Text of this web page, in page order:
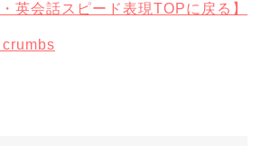
・英会話スピード表現TOPに戻る】